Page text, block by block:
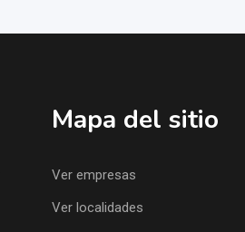
Mapa del sitio
Ver empresas
Ver localidades